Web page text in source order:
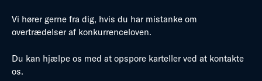
Vi hører gerne fra dig, hvis du har mistanke om
overtrædelser af konkurrenceloven.
Du kan hjælpe os med at opspore karteller ved at kontakte
os.